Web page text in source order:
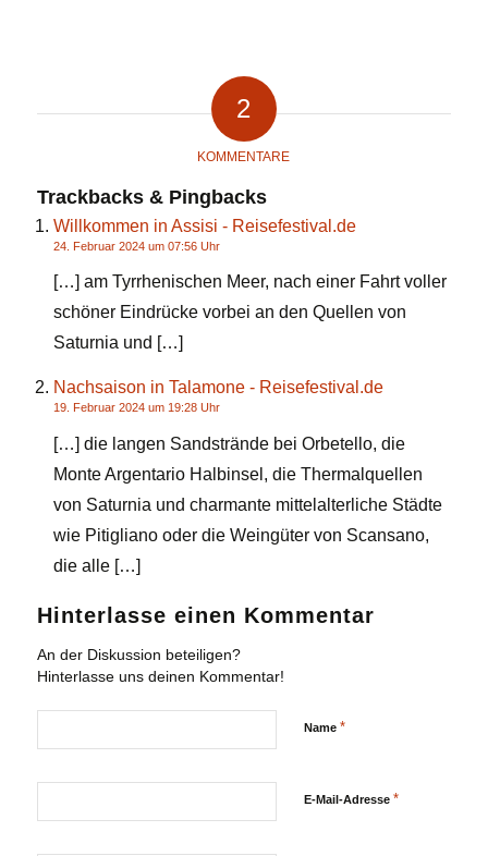
2
KOMMENTARE
Trackbacks & Pingbacks
Willkommen in Assisi - Reisefestival.de
24. Februar 2024 um 07:56 Uhr
[…] am Tyrrhenischen Meer, nach einer Fahrt voller
schöner Eindrücke vorbei an den Quellen von
Saturnia und […]
Nachsaison in Talamone - Reisefestival.de
19. Februar 2024 um 19:28 Uhr
[…] die langen Sandstrände bei Orbetello, die
Monte Argentario Halbinsel, die Thermalquellen
von Saturnia und charmante mittelalterliche Städte
wie Pitigliano oder die Weingüter von Scansano,
die alle […]
Hinterlasse einen Kommentar
An der Diskussion beteiligen?
Hinterlasse uns deinen Kommentar!
Name *
E-Mail-Adresse *